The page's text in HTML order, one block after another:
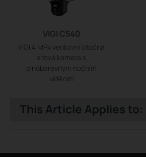
VIGI C540
VIGI 4 MPx venkovní otočná
síťová kamera s
plnobarevným nočním
viděním
This Article Applies to: